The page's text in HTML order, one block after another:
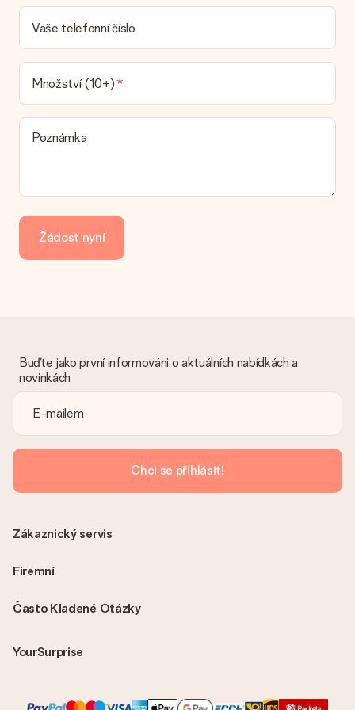
Jaká je dodací lhůta a kdy dostávám dárek?
Dodací lhůtu naleznete na stránce produktu. Můžete věřit, že
náš dopravce vám dodá váš dárek.
Jaké možnosti doručení si mohu vybrat?
V současné době není možné zvolit možnost doručení. Dárek,
který chcete objednat, je buď odeslán jako balíček nebo jako
doručování poštovní schránky. Chcete vědět, na kterou
možnost spadá vaše objednávka? Kontaktujte prosím náš
zákaznický servis.
Jak mohu zaplatit objednávku?
kartu, fakturu přes Klarna nebo ruční převod. V případě ručního
převodu platby prosím vezměte v úvahu dodací lhůtu 3 dny
navíc.
vhodné řešení.
Je faktura odeslána spolu s objednávkou?
vždy v potvrzovacím e-mailu a vždy ji najdete ve svém účtu
MySurprise. To znamená, že můžete dar doručit přímo
příjemci, což je opravdovým překvapením!
Vaše telefonní číslo
Množství (10+)
Poznámka
Žádost nyní
Buďte jako první informováni o aktuálních nabídkách a
novinkách
Chci se přihlásit!
Často Kladené Otázky
YourSurprise
Zákaznický servis
Firemní